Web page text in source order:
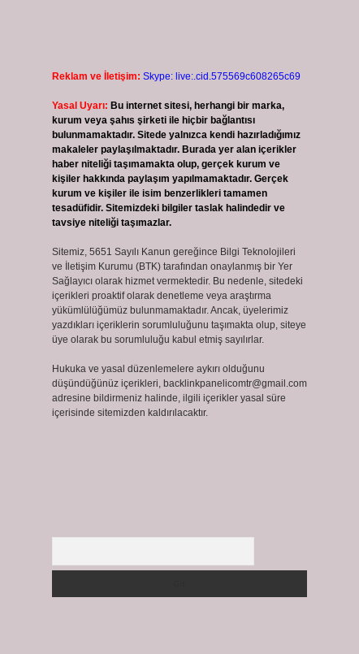
Reklam ve İletişim: Skype: live:.cid.575569c608265c69
Yasal Uyarı: Bu internet sitesi, herhangi bir marka,
kurum veya şahıs şirketi ile hiçbir bağlantısı
bulunmamaktadır. Sitede yalnızca kendi hazırladığımız
makaleler paylaşılmaktadır. Burada yer alan içerikler
haber niteliği taşımamakta olup, gerçek kurum ve
kişiler hakkında paylaşım yapılmamaktadır. Gerçek
kurum ve kişiler ile isim benzerlikleri tamamen
tesadüfidir. Sitemizdeki bilgiler taslak halindedir ve
tavsiye niteliği taşımazlar.
Sitemiz, 5651 Sayılı Kanun gereğince Bilgi Teknolojileri
ve İletişim Kurumu (BTK) tarafından onaylanmış bir Yer
Sağlayıcı olarak hizmet vermektedir. Bu nedenle, sitedeki
içerikleri proaktif olarak denetleme veya araştırma
yükümlülüğümüz bulunmamaktadır. Ancak, üyelerimiz
yazdıkları içeriklerin sorumluluğunu taşımakta olup, siteye
üye olarak bu sorumluluğu kabul etmiş sayılırlar.
Hukuka ve yasal düzenlemelere aykırı olduğunu
düşündüğünüz içerikleri, backlinkpanelicomtr@gmail.com
adresine bildirmeniz halinde, ilgili içerikler yasal süre
içerisinde sitemizden kaldırılacaktır.